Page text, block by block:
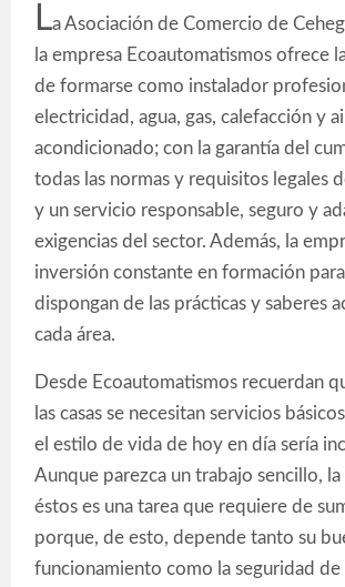
La Asociación de Comercio de
la empresa Ecoautomatismos ofrece
de formarse como instalador
electricidad, agua, gas, calefacción y
acondicionado; con la garantía del
todas las normas y requisitos legales
y un servicio responsable, seguro y
exigencias del sector. Además, la
inversión constante en formación
dispongan de las prácticas y saberes
cada área.
Desde Ecoautomatismos recuerdan
las casas se necesitan servicios
el estilo de vida de hoy en día sería
Aunque parezca un trabajo sencillo,
éstos es una tarea que requiere de
porque, de esto, depende tanto su
funcionamiento como la seguridad de